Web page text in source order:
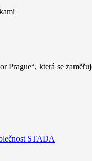
Prague“, která se
STADA